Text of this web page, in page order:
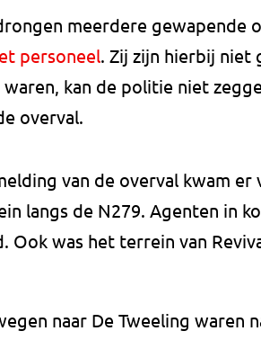
meerdere gewapende
personeel. Zij zijn hierbij niet
waren, kan de politie niet
overval.
van de overval kwam
langs de N279. Agenten in
Ook was het terrein van
naar De Tweeling waren